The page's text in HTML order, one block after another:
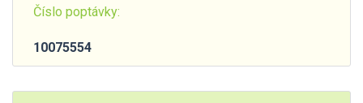
Číslo poptávky:
10075554